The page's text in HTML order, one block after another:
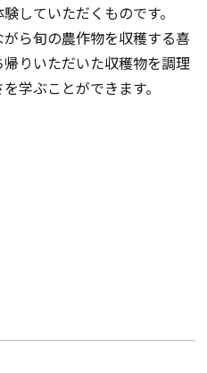
していただくものです。
ら旬の農作物を収穫する喜
りいただいた収穫物を調理
学ぶことができます。